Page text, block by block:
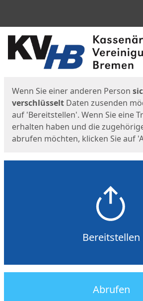
Start
Wenn Sie einer anderen Person
verschlüsselt Daten zusenden
auf 'Bereitstellen'. Wenn Sie eine
erhalten haben und die
abrufen möchten, klicken Sie auf
Bereitstellen
Abrufen